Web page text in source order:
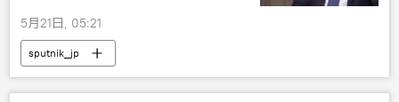
5月21日, 05:21
sputnik_jp